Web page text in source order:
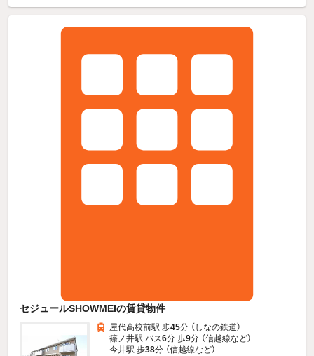
セジュールSHOWMEIの賃貸物件
屋代高校前駅 歩45分 （しなの鉄道）
篠ノ井駅 バス6分 歩9分 （信越線など）
今井駅 歩38分 （信越線など）